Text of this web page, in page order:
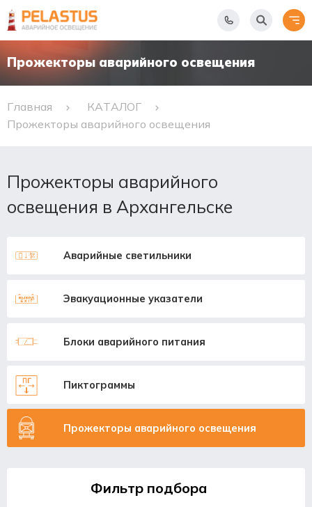
Прожекторы аварийного освещения
Главная
КАТАЛОГ
Прожекторы аварийного освещения
Прожекторы аварийного
освещения в Архангельске
Аварийные светильники
Эвакуационные указатели
Блоки аварийного питания
Пиктограммы
Прожекторы аварийного освещения
Фильтр подбора